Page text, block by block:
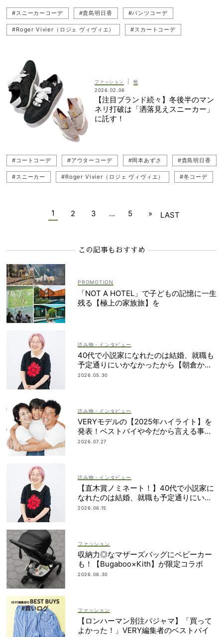
#スニーカーコーデ #貴島明日香 #パンツコーデ
#Roger Vivier（ロジェ ヴィヴィエ） #スカートコーデ
#PRADA（プラダ）
#コートコーデ #Chloe（クロエ） #トレンドスニーカー
#BALENCIAGA（バレンシアガ） #ブランドシューズ
#Bottega Veneta（ボッテガ・ヴェネタ） #TOD'S（トッズ）
#岡本あずさ
ファッション
靴
2026.02.06
【注目ブランド続々】冬後半のマン
ネリ打破は「洒落見えスニーカー」
に託す！
#コートコーデ #アウターコーデ #岡本あずさ #貴島明日香
#スニーカー #Roger Vivier（ロジェ ヴィヴィエ） #冬コーデ
1 2 3 … 5 » LAST
この記事もおすすめ
「NOT A HOTEL」で子どもの記憶に一生
残る【極上の家族旅】を
読み物・インタビュー
40代で小説家になれたのは結婚、就職も
予定通りにいかなかったから【朝倉かす
みさん】
2026.05.30
読み物・インタビュー
VERYモデルの【2025年ハイライト】を
発表！ベストバイや今だから言える事件
簿も大公開
2026.07.27
読み物・インタビュー
【直木賞ノミネート！】40代で小説家に
なれたのは結婚、就職も予定通りにいか
なかったから｜朝倉かすみさん
2026.06.15
ファッション
収納力◎なマザーズバッグにベビーカー
も！【Bugaboo×Kith】が限定コラボ
2026.06.30
ファッション
【ロンハーマン別注パジャマ】「買って
よかった！」VERY編集者のベストバイ